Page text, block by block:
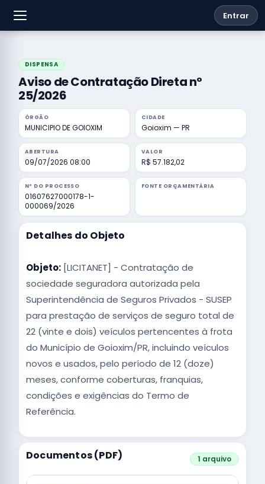
Entrar
DISPENSA
Aviso de Contratação Direta nº
25/2026
ÓRGÃO
MUNICIPIO DE GOIOXIM
CIDADE
Goioxim — PR
ABERTURA
09/07/2026 08:00
VALOR
R$ 57.182,02
Nº DO PROCESSO
01607627000178-1-
000069/2026
FONTE ORÇAMENTÁRIA
Detalhes do Objeto
Objeto: [LICITANET] - Contratação de
sociedade seguradora autorizada pela
Superintendência de Seguros Privados - SUSEP
para prestação de serviços de seguro total de
22 (vinte e dois) veículos pertencentes à frota
do Município de Goioxim/PR, incluindo veículos
novos e usados, pelo período de 12 (doze)
meses, conforme coberturas, franquias,
condições e exigências do Termo de
Referência.
Documentos (PDF) 1 arquivo